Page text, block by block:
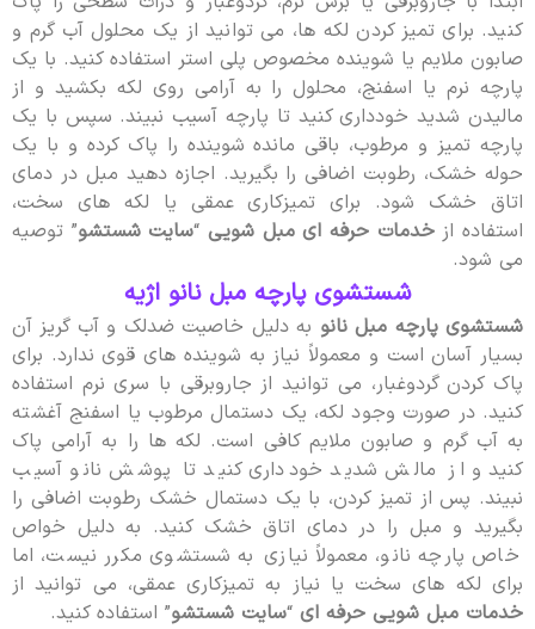
کنید. برای تمیز کردن لکه ها، می توانید از یک محلول آب گرم و
صابون ملایم یا شوینده مخصوص پلی استر استفاده کنید. با یک
پارچه نرم یا اسفنج، محلول را به آرامی روی لکه بکشید و از
مالیدن شدید خودداری کنید تا پارچه آسیب نبیند. سپس با یک
پارچه تمیز و مرطوب، باقی مانده شوینده را پاک کرده و با یک
حوله خشک، رطوبت اضافی را بگیرید. اجازه دهید مبل در دمای
اتاق خشک شود. برای تمیزکاری عمقی یا لکه های سخت،
استفاده از خدمات حرفه ای مبل شویی“ سایت شستشو” توصیه
می شود.
شستشوی پارچه مبل نانو اژیه
شستشوی پارچه مبل نانوبه دلیل خاصیت ضدلک و آب گریز آن
بسیار آسان است و معمولاً نیاز به شوینده های قوی ندارد. برای
پاک کردن گردوغبار، می توانید از جاروبرقی با سری نرم استفاده
کنید. در صورت وجود لکه، یک دستمال مرطوب یا اسفنج آغشته
به آب گرم و صابون ملایم کافی است. لکه ها را به آرامی پاک
کنید و از مالش شدید خودداری کنید تا پوشش نانو آسیب
نبیند. پس از تمیز کردن، با یک دستمال خشک رطوبت اضافی را
بگیرید و مبل را در دمای اتاق خشک کنید. به دلیل خواص
خاص پارچه نانو، معمولاً نیازی به شستشوی مکرر نیست، اما
برای لکه های سخت یا نیاز به تمیزکاری عمقی، می توانید از
خدمات مبل شویی حرفه ای“ سایت شستشو” استفاده کنید.